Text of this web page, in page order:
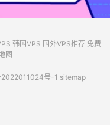
韩国VPS 国外VPS推荐 免费
图
2022011024号-1 sitemap